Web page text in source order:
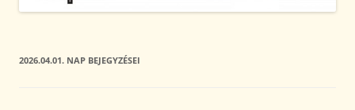
2026.04.01. NAP BEJEGYZÉSEI